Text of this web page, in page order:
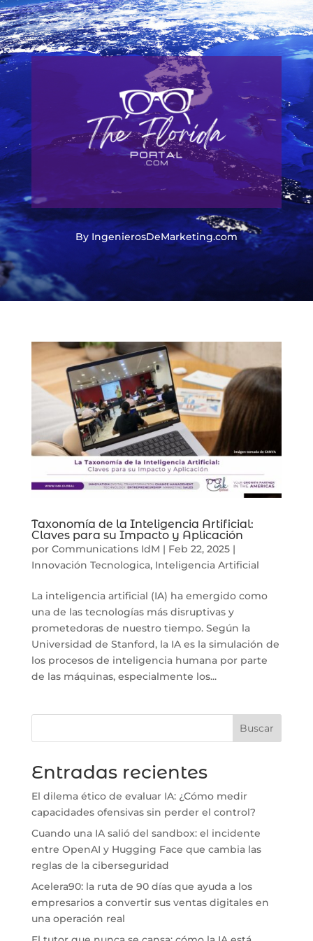
By IngenierosDeMarketing.com
Taxonomía de la Inteligencia Artificial:
Claves para su Impacto y Aplicación
por Communications IdM | Feb 22, 2025|
Innovación Tecnologica, Inteligencia Artificial
La inteligencia artificial (IA) ha emergido como
una de las tecnologías más disruptivas y
prometedoras de nuestro tiempo. Según la
Universidad de Stanford, la IA es la simulación de
los procesos de inteligencia humana por parte
de las máquinas, especialmente los...
Buscar
Entradas recientes
El dilema ético de evaluar IA: ¿Cómo medir
capacidades ofensivas sin perder el control?
Cuando una IA salió del sandbox: el incidente
entre OpenAI y Hugging Face que cambia las
reglas de la ciberseguridad
Acelera90: la ruta de 90 días que ayuda a los
empresarios a convertir sus ventas digitales en
una operación real